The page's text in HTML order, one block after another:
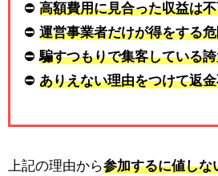
⛔ 高額費用に見合った収益は
⛔ 運営事業者だけが得をする
⛔騙すつもりで集客している
⛔ ありえない理由をつけて返
上記の理由から参加するに値しな